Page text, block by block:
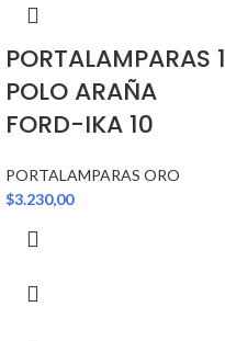
PORTALAMPARAS 1
POLO ARAÑA
FORD-IKA 10
PORTALAMPARAS ORO
$3.230,00